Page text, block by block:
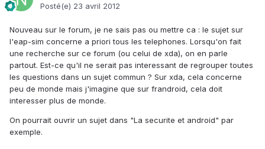
Posté(e) 23 avril 2012
Nouveau sur le forum, je ne sais pas ou mettre ca : le sujet sur
l'eap-sim concerne a priori tous les telephones. Lorsqu'on fait
une recherche sur ce forum (ou celui de xda), on en parle
partout. Est-ce qu'il ne serait pas interessant de regrouper toutes
les questions dans un sujet commun ? Sur xda, cela concerne
peu de monde mais j'imagine que sur frandroid, cela doit
interesser plus de monde.
On pourrait ouvrir un sujet dans "La securite et android" par
exemple.